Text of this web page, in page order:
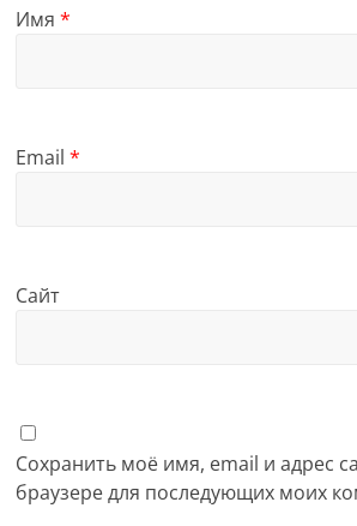
Имя*
Email*
Сайт
Сохранить моё имя, email и адрес
браузере для последующих моих